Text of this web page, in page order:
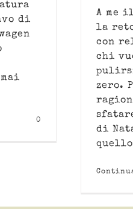
di
0
A me
la
con
chi
pulirsi
zero.
di